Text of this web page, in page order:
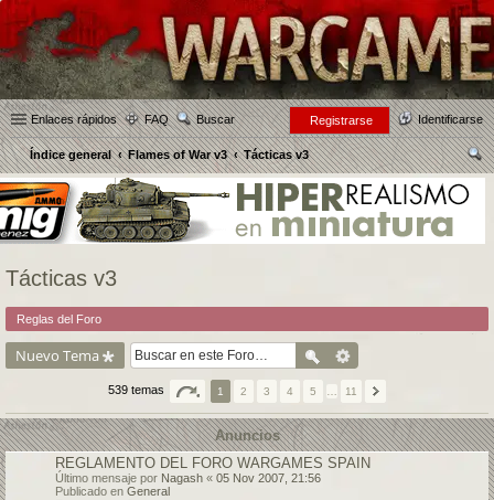
Enlaces rápidos FAQ Buscar Identificarse
Registrarse
Índice general Flames of War v3
Tácticas v3
us
Tácticas v3
Reglas del Foro
Nuevo Tema
539 temas 1 2 3 4 5 11
Anuncios
REGLAMENTO DEL FORO WARGAMES SPAIN
Último mensaje por Nagash « 05 Nov 2007, 21:56
Publicado en General